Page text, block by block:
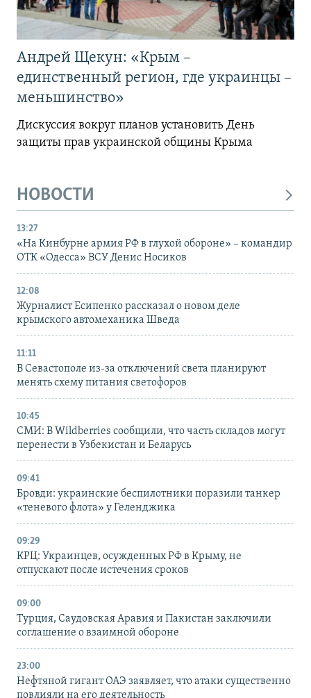
Андрей Щекун: «Крым –
единственный регион, где украинцы –
меньшинство»
Дискуссия вокруг планов установить День
защиты прав украинской общины Крыма
НОВОСТИ
13:27
«На Кинбурне армия РФ в глухой обороне» – командир
ОТК «Одесса» ВСУ Денис Носиков
12:08
Журналист Есипенко рассказал о новом деле
крымского автомеханика Шведа
11:11
В Севастополе из-за отключений света планируют
менять схему питания светофоров
10:45
СМИ: В Wildberries сообщили, что часть складов могут
перенести в Узбекистан и Беларусь
09:41
Бровди: украинские беспилотники поразили танкер
«теневого флота» у Геленджика
09:29
КРЦ: Украинцев, осужденных РФ в Крыму, не
отпускают после истечения сроков
09:00
Турция, Саудовская Аравия и Пакистан заключили
соглашение о взаимной обороне
23:00
Нефтяной гигант ОАЭ заявляет, что атаки существенно
повлияли на его деятельность